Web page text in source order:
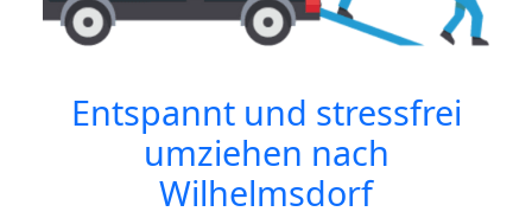
Entspannt und stressfrei
umziehen nach
Wilhelmsdorf